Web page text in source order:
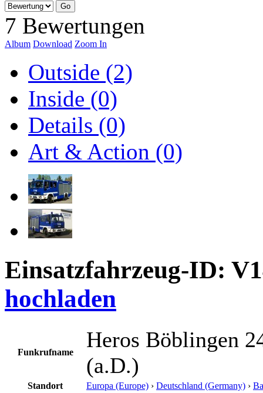
7 Bewertungen
Album Download Zoom In
Outside (2)
Inside (0)
Details (0)
Art & Action (0)
Einsatzfahrzeug-ID:
hochladen
Funkrufname
Heros Böblingen
(a.D.)
Standort Europa (Europe) › Deutschland (Germany) ›